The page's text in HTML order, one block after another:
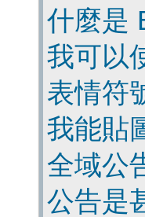
什麼是
我可以
表情符
我能貼
全域公
公告是